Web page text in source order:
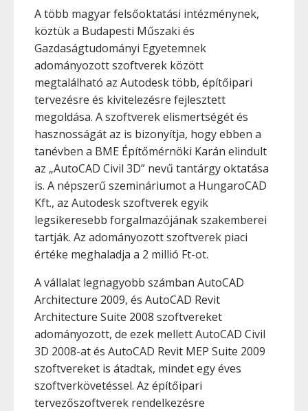
A több magyar felsőoktatási intézménynek,
köztük a Budapesti Műszaki és
Gazdaságtudományi Egyetemnek
adományozott szoftverek között
megtalálható az Autodesk több, építőipari
tervezésre és kivitelezésre fejlesztett
megoldása. A szoftverek elismertségét és
hasznosságát az is bizonyítja, hogy ebben a
tanévben a BME Építőmérnöki Karán elindult
az „AutoCAD Civil 3D” nevű tantárgy oktatása
is. A népszerű szemináriumot a HungaroCAD
Kft., az Autodesk szoftverek egyik
legsikeresebb forgalmazójának szakemberei
tartják. Az adományozott szoftverek piaci
értéke meghaladja a 2 millió Ft-ot.
A vállalat legnagyobb számban AutoCAD
Architecture 2009, és AutoCAD Revit
Architecture Suite 2008 szoftvereket
adományozott, de ezek mellett AutoCAD Civil
3D 2008-at és AutoCAD Revit MEP Suite 2009
szoftvereket is átadtak, mindet egy éves
szoftverkövetéssel. Az építőipari
tervezőszoftverek rendelkezésre